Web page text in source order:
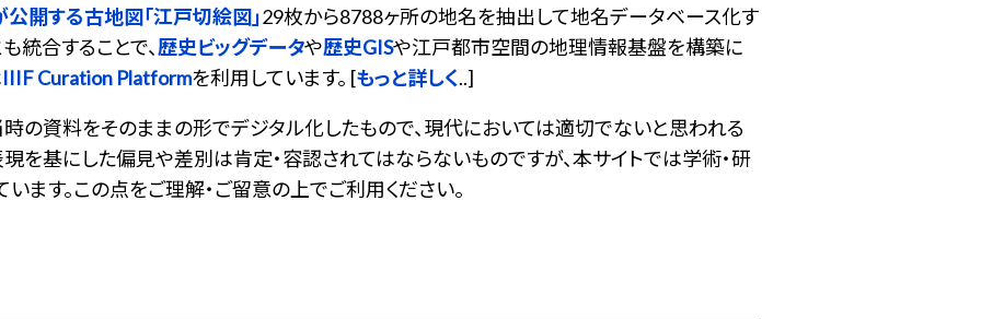
開する古地図「江戸切絵図」29枚から8788ヶ所の地名を抽出して地名データベース化す
統合することで、歴史ビッグデータや歴史GISや江戸都市空間の地理情報基盤を構築に
IIIF Curation Platformを利用しています。 [もっと詳しく..]
の資料をそのままの形でデジタル化したもので、現代においては適切でないと思われる
を基にした偏見や差別は肯定・容認されてはならないものですが、本サイトでは学術・研
ます。この点をご理解・ご留意の上でご利用ください。